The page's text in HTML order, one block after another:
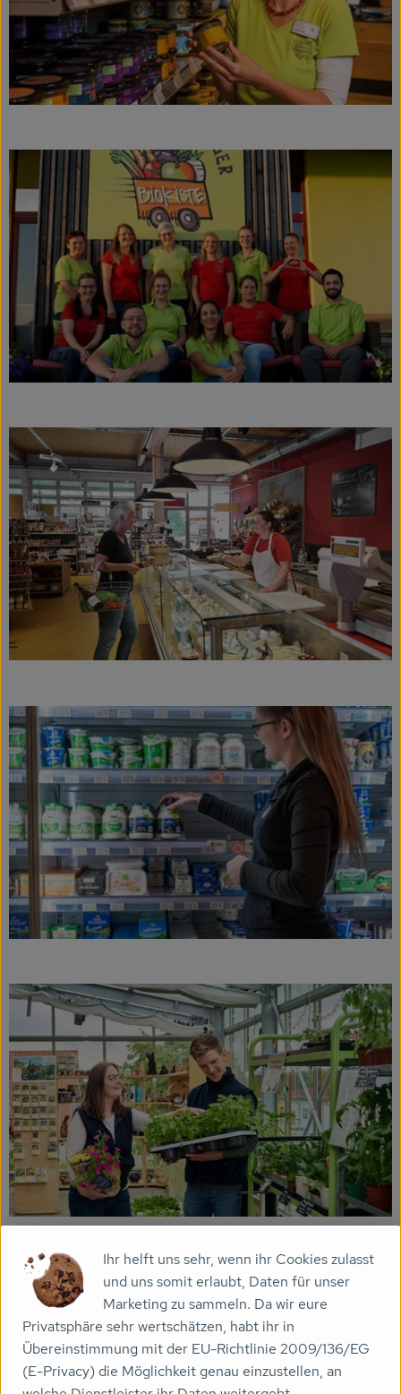
Ihr helft uns sehr, wenn ihr Cookies zulasst
und uns somit erlaubt, Daten für unser
Marketing zu sammeln. Da wir eure
Privatsphäre sehr wertschätzen, habt ihr in
Übereinstimmung mit der EU-Richtlinie 2009/136/EG
(E-Privacy) die Möglichkeit genau einzustellen, an